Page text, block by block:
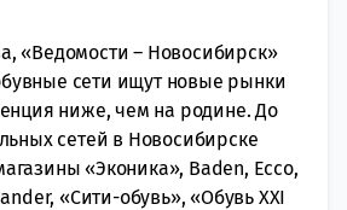
«Ведомости – Новосибирск»
сети ищут новые рынки
ниже, чем на родине. До
сетей в Новосибирске
«Эконика», Baden, Ecco,
«Сити-обувь», «Обувь ХХI